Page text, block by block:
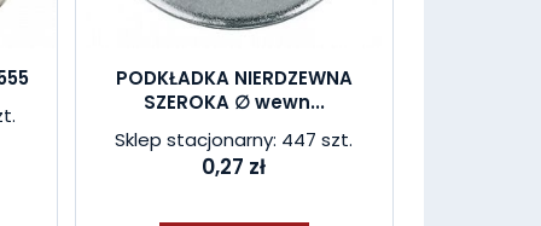
PODKŁADKA NIERDZEWNA
SZEROKA ∅ wewn...
Sklep stacjonarny: 447 szt.
0,27 zł